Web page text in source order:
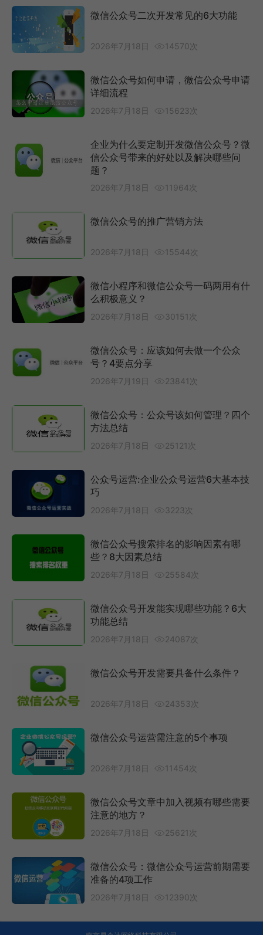
微信公众号二次开发常见的6大功能
2026年7月18日 14570次
微信公众号如何申请，微信公众号申请
详细流程
2026年7月18日 15623次
企业为什么要定制开发微信公众号？微
信公众号带来的好处以及解决哪些问
题？
2026年7月18日 11964次
微信公众号的推广营销方法
2026年7月18日 15544次
微信小程序和微信公众号一码两用有什
么积极意义？
2026年7月18日 30151次
微信公众号：应该如何去做一个公众
号？4要点分享
2026年7月19日 23841次
微信公众号：公众号该如何管理？四个
方法总结
2026年7月18日 25121次
公众号运营:企业公众号运营6大基本技
巧
2026年7月18日 3223次
微信公众号搜索排名的影响因素有哪
些？8大因素总结
2026年7月18日 25584次
微信公众号开发能实现哪些功能？6大
功能总结
2026年7月18日 24087次
微信公众号开发需要具备什么条件？
2026年7月18日 24353次
微信公众号运营需注意的5个事项
2026年7月18日 11454次
微信公众号文章中加入视频有哪些需要
注意的地方？
2026年7月18日 25621次
微信公众号：微信公众号运营前期需要
准备的4项工作
2026年7月18日 12390次